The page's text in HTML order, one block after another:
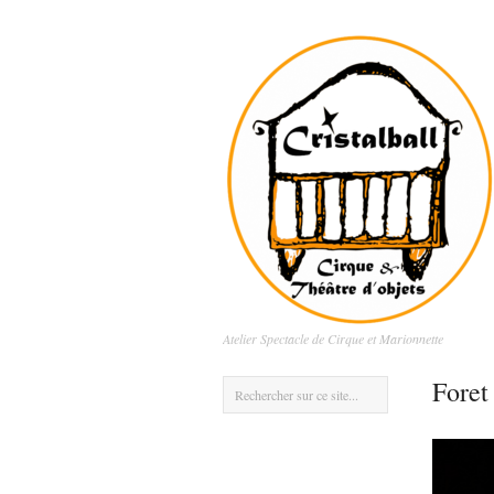
Atelier Spectacle de Cirque et Marionnette